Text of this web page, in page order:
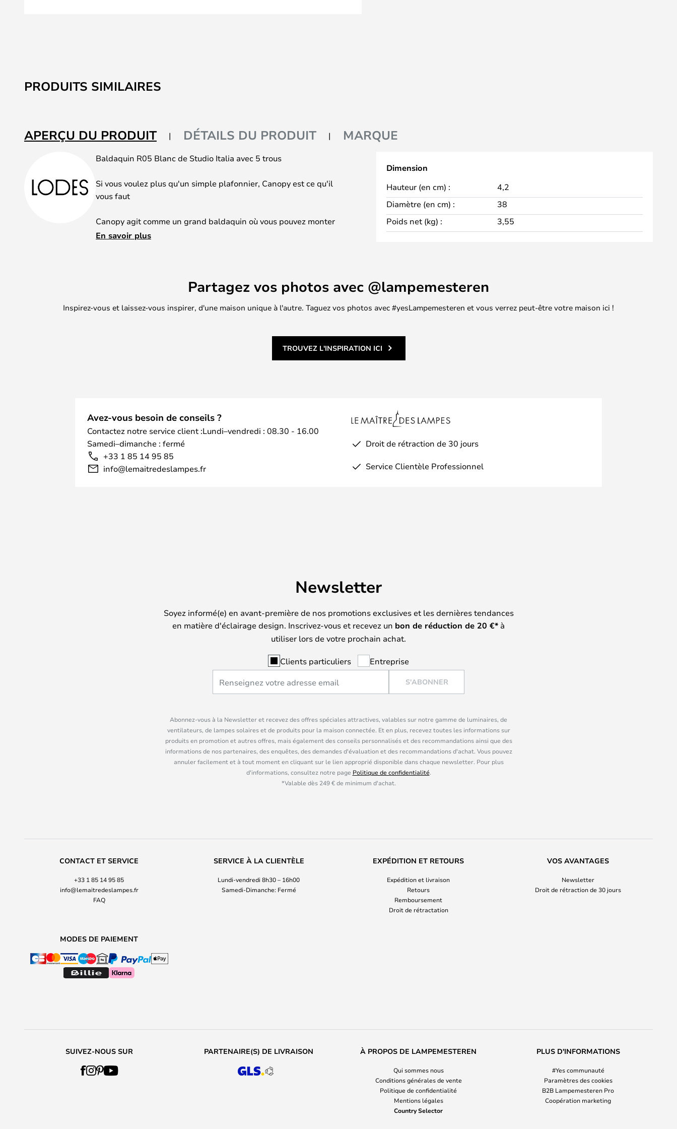
the
the
images
PRODUITS SIMILAIRES
APERÇU DU PRODUIT DÉTAILS DU PRODUIT MARQUE
Baldaquin R05 Blanc de Studio Italia avec 5 trous
Si vous voulez plus qu'un simple plafonnier, Canopy est ce qu'il
vous faut
Canopy agit comme un grand baldaquin où vous pouvez monter
n'importe quel nombre de lampes exactement là où vous le
Voir les autres canopées de Lodes !
En savoir plus
Dimension
Hauteur (en cm) :
4,2
Diamètre (en cm) :
38
Poids net (kg) :
3,55
Partagez vos photos avec @lampemesteren
Inspirez-vous et laissez-vous inspirer, d'une maison unique à l'autre. Taguez vos photos avec #yesLampemesteren et vous verrez peut-être votre maison ici !
TROUVEZ L'INSPIRATION ICI
Avez-vous besoin de conseils ?
Contactez notre service client :Lundi–vendredi : 08.30 - 16.00
Samedi–dimanche : fermé
+33 1 85 14 95 85
info@lemaitredeslampes.fr
Droit de rétraction de 30 jours
Service Clientèle Professionnel
Newsletter
Soyez informé(e) en avant-première de nos promotions exclusives et les dernières tendances
en matière d'éclairage design. Inscrivez-vous et recevez un bon de réduction de 20 €* à
utiliser lors de votre prochain achat.
Clients particuliers Entreprise
S'ABONNER
Abonnez-vous à la Newsletter et recevez des offres spéciales attractives, valables sur notre gamme de luminaires, de
ventilateurs, de lampes solaires et de produits pour la maison connectée. Et en plus, recevez toutes les informations sur
produits en promotion et autres offres, mais également des conseils personnalisés et des recommandations ainsi que des
informations de nos partenaires, des enquêtes, des demandes d'évaluation et des recommandations d'achat. Vous pouvez
annuler facilement et à tout moment en cliquant sur le lien approprié disponible dans chaque newsletter. Pour plus
d'informations, consultez notre page Politique de confidentialité.
*Valable dès 249 € de minimum d'achat.
CONTACT ET SERVICE
+33 1 85 14 95 85
info@lemaitredeslampes.fr
FAQ
SERVICE À LA CLIENTÈLE
Lundi-vendredi 8h30 – 16h00
Samedi-Dimanche: Fermé
EXPÉDITION ET RETOURS
Expédition et livraison
Retours
Remboursement
Droit de rétractation
VOS AVANTAGES
Newsletter
Droit de rétraction de 30 jours
MODES DE PAIEMENT
SUIVEZ-NOUS SUR PARTENAIRE(S) DE LIVRAISON À PROPOS DE LAMPEMESTEREN
Qui sommes nous
Conditions générales de vente
Politique de confidentialité
Mentions légales
Country Selector
PLUS D'INFORMATIONS
#Yes communauté
Paramètres des cookies
B2B Lampemesteren Pro
Coopération marketing